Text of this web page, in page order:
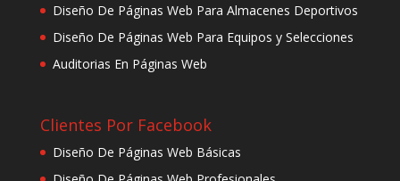
Diseño De Páginas Web Para Almacenes Deportivos
Diseño De Páginas Web Para Equipos y Selecciones
Auditorias En Páginas Web
Clientes Por Facebook
Diseño De Páginas Web Básicas